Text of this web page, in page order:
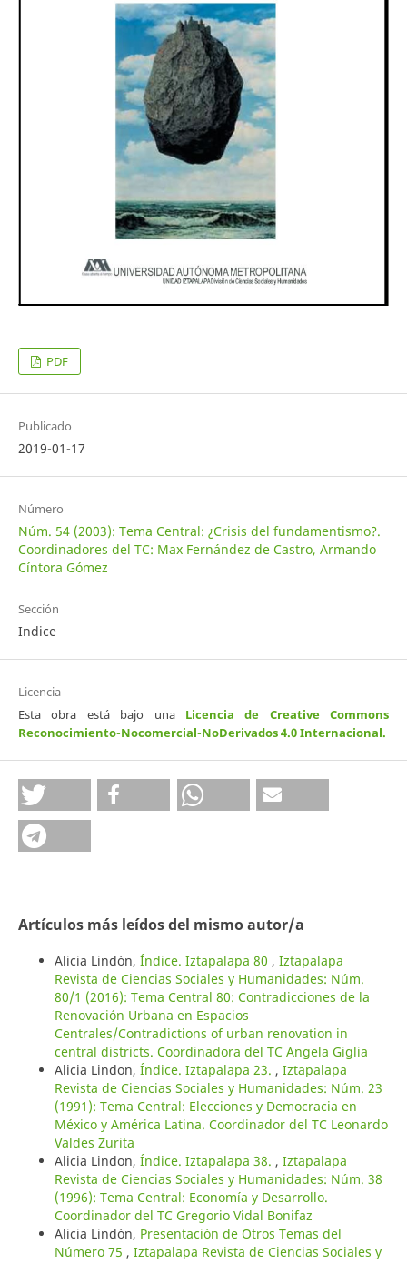
PDF
Publicado
2019-01-17
Número
Núm. 54 (2003): Tema Central: ¿Crisis del fundamentismo?.
Coordinadores del TC: Max Fernández de Castro, Armando
Cíntora Gómez
Sección
Indice
Licencia
Esta obra está bajo una Licencia de Creative Commons
Reconocimiento-Nocomercial-NoDerivados 4.0 Internacional.
Artículos más leídos del mismo autor/a
Alicia Lindón, Índice. Iztapalapa 80 , Iztapalapa
Revista de Ciencias Sociales y Humanidades: Núm.
80/1 (2016): Tema Central 80: Contradicciones de la
Renovación Urbana en Espacios
Centrales/Contradictions of urban renovation in
central districts. Coordinadora del TC Angela Giglia
Alicia Lindon, Índice. Iztapalapa 23. , Iztapalapa
Revista de Ciencias Sociales y Humanidades: Núm. 23
(1991): Tema Central: Elecciones y Democracia en
México y América Latina. Coordinador del TC Leonardo
Valdes Zurita
Alicia Lindon, Índice. Iztapalapa 38. , Iztapalapa
Revista de Ciencias Sociales y Humanidades: Núm. 38
(1996): Tema Central: Economía y Desarrollo.
Coordinador del TC Gregorio Vidal Bonifaz
Alicia Lindón, Presentación de Otros Temas del
Número 75 , Iztapalapa Revista de Ciencias Sociales y